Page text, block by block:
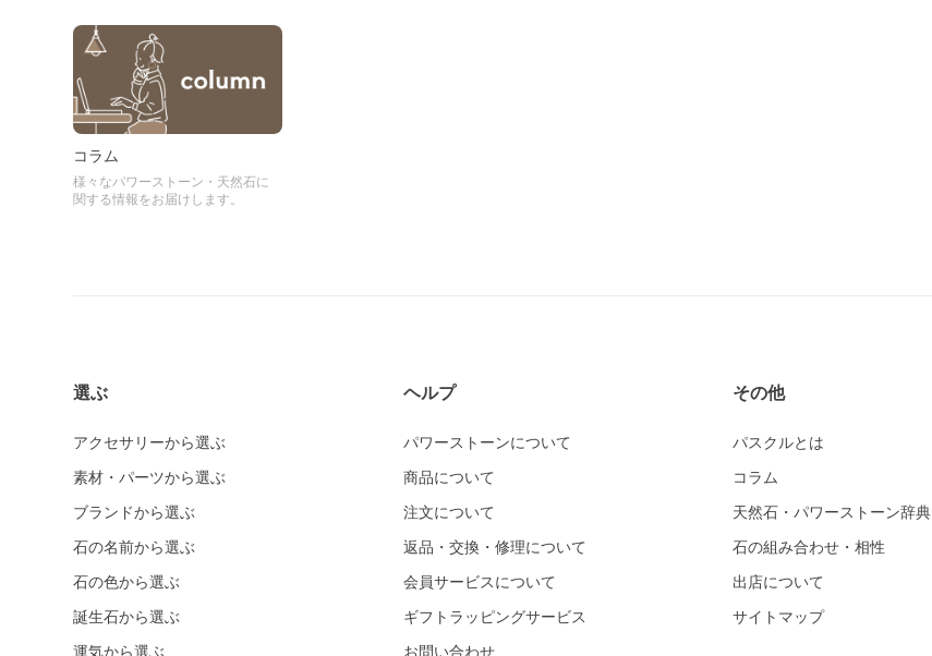
コラム
様々なパワーストーン・天然石に
関する情報をお届けします。
選ぶ
アクセサリーから選ぶ
素材・パーツから選ぶ
ブランドから選ぶ
石の名前から選ぶ
石の色から選ぶ
誕生石から選ぶ
運気から選ぶ
ヘルプ
パワーストーンについて
商品について
注文について
返品・交換・修理について
会員サービスについて
ギフトラッピングサービス
お問い合わせ
その他
パスクルとは
コラム
天然石・パワーストーン辞典
石の組み合わせ・相性
出店について
サイトマップ